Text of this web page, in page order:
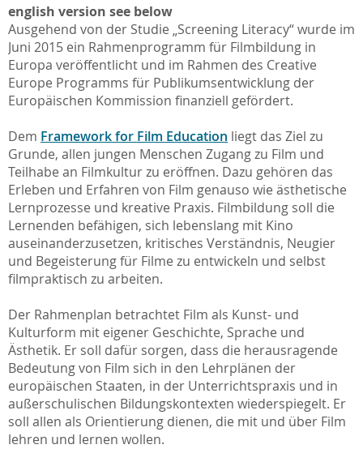
english version see below
Ausgehend von der Studie „Screening Literacy“ wurde im
Juni 2015 ein Rahmenprogramm für Filmbildung in
Europa veröffentlicht und im Rahmen des Creative
Europe Programms für Publikumsentwicklung der
Europäischen Kommission finanziell gefördert.
Dem Framework for Film Education liegt das Ziel zu
Grunde, allen jungen Menschen Zugang zu Film und
Teilhabe an Filmkultur zu eröffnen. Dazu gehören das
Erleben und Erfahren von Film genauso wie ästhetische
Lernprozesse und kreative Praxis. Filmbildung soll die
Lernenden befähigen, sich lebenslang mit Kino
auseinanderzusetzen, kritisches Verständnis, Neugier
und Begeisterung für Filme zu entwickeln und selbst
filmpraktisch zu arbeiten.
Der Rahmenplan betrachtet Film als Kunst- und
Kulturform mit eigener Geschichte, Sprache und
Ästhetik. Er soll dafür sorgen, dass die herausragende
Bedeutung von Film sich in den Lehrplänen der
europäischen Staaten, in der Unterrichtspraxis und in
außerschulischen Bildungskontexten wiederspiegelt. Er
soll allen als Orientierung dienen, die mit und über Film
lehren und lernen wollen.